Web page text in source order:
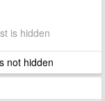
is hidden
not hidden